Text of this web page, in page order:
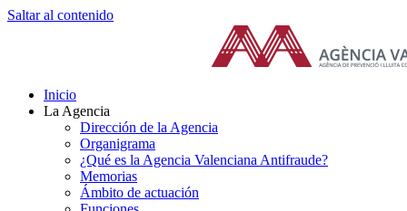
Saltar al contenido
Inicio
La Agencia
Dirección de la Agencia
Organigrama
¿Qué es la Agencia Valenciana Antifraude?
Memorias
Ámbito de actuación